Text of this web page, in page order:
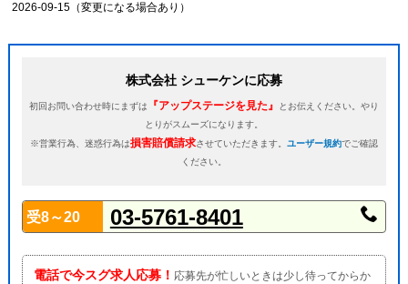
2026-09-15（変更になる場合あり）
株式会社 シューケンに応募
初回お問い合わせ時にまずは 『アップステージを見た』
とお伝えください。やり
とりがスムーズになります。
※営業行為、迷惑行為は損害賠償請求させていただきます。 ユーザー規約でご確認
ください。
受8～20 03-5761-8401
電話で今スグ求人応募！ 応募先が忙しいときは少し待ってからか